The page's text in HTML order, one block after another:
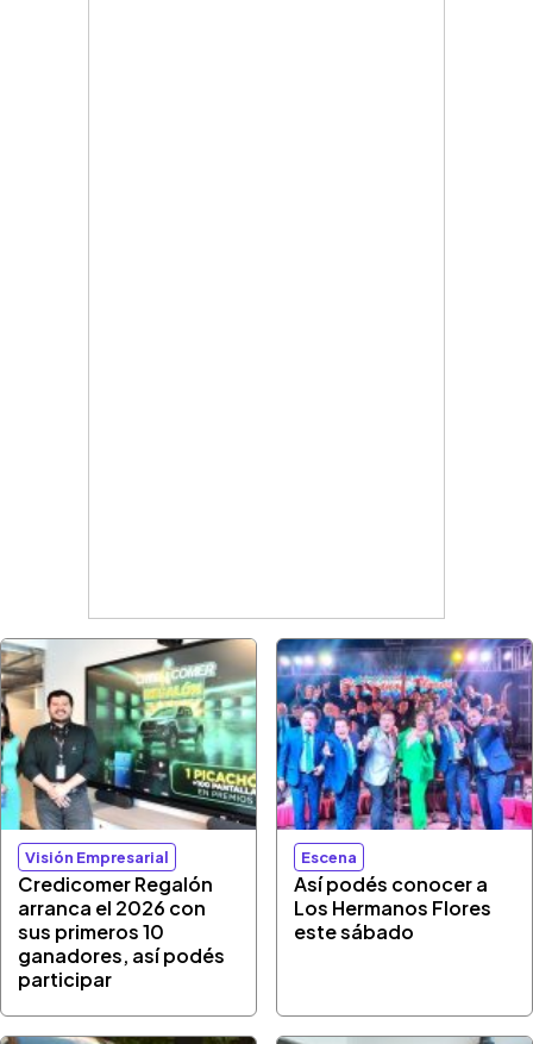
Visión Empresarial
Credicomer Regalón
arranca el 2026 con
sus primeros 10
ganadores, así podés
participar
Escena
Así podés conocer a
Los Hermanos Flores
este sábado